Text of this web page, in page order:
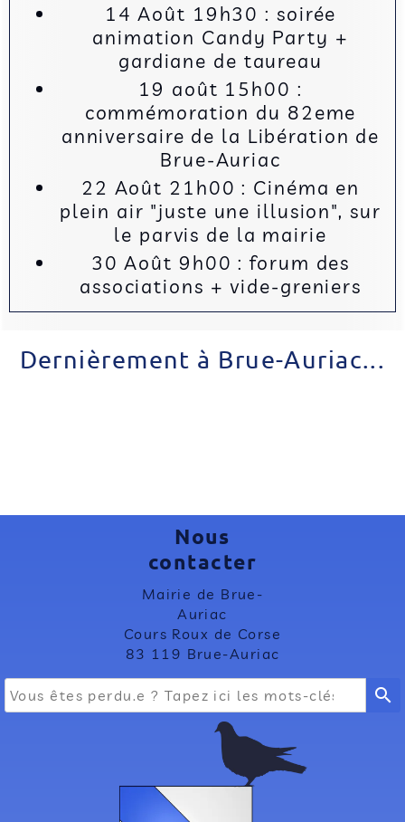
14 Août 19h30 : soirée
animation Candy Party +
gardiane de taureau
19 août 15h00 :
commémoration du 82eme
anniversaire de la Libération de
Brue-Auriac
22 Août 21h00 : Cinéma en
plein air "juste une illusion", sur
le parvis de la mairie
30 Août 9h00 : forum des
associations + vide-greniers
Dernièrement à Brue-Auriac...
Nous
contacter
Mairie de Brue-
Auriac
Cours Roux de Corse
83 119 Brue-Auriac
search